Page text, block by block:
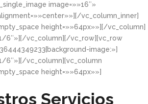
image=»»16″»
vc_column_inner]
height=»»64px»»][/vc_column]
6″»][/vc_column][/vc_row][vc_row
image:»]
6″»][/vc_column][vc_column
height=»»64px»»]
Servicios